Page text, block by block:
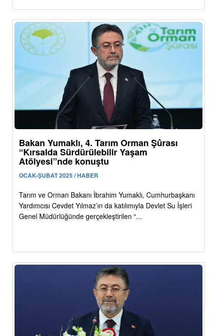
Bakan Yumaklı, 4. Tarım Orman Şûrası
“Kırsalda Sürdürülebilir Yaşam
Atölyesi”nde konuştu
OCAK-ŞUBAT 2025 / HABER
Tarım ve Orman Bakanı İbrahim Yumaklı, Cumhurbaşkanı
Yardımcısı Cevdet Yılmaz’ın da katılımıyla Devlet Su İşleri
Genel Müdürlüğünde gerçekleştirilen “...